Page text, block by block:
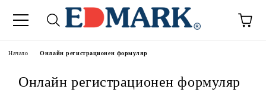
Начало Онлайн регистрационен формуляр
Онлайн регистрационен формуляр